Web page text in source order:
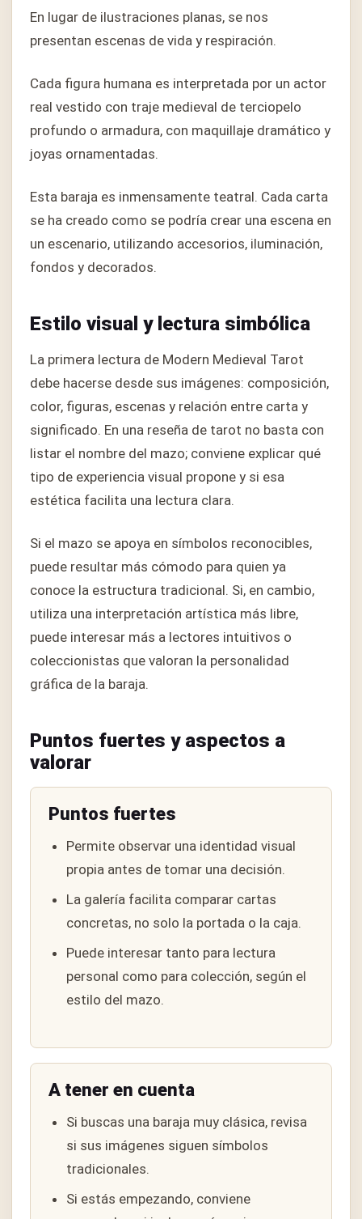
En lugar de ilustraciones planas, se nos
presentan escenas de vida y respiración.
Cada figura humana es interpretada por un actor
real vestido con traje medieval de terciopelo
profundo o armadura, con maquillaje dramático y
joyas ornamentadas.
Esta baraja es inmensamente teatral. Cada carta
se ha creado como se podría crear una escena en
un escenario, utilizando accesorios, iluminación,
fondos y decorados.
Estilo visual y lectura simbólica
La primera lectura de Modern Medieval Tarot
debe hacerse desde sus imágenes: composición,
color, figuras, escenas y relación entre carta y
significado. En una reseña de tarot no basta con
listar el nombre del mazo; conviene explicar qué
tipo de experiencia visual propone y si esa
estética facilita una lectura clara.
Si el mazo se apoya en símbolos reconocibles,
puede resultar más cómodo para quien ya
conoce la estructura tradicional. Si, en cambio,
utiliza una interpretación artística más libre,
puede interesar más a lectores intuitivos o
coleccionistas que valoran la personalidad
gráfica de la baraja.
Puntos fuertes y aspectos a
valorar
Puntos fuertes
Permite observar una identidad visual
propia antes de tomar una decisión.
La galería facilita comparar cartas
concretas, no solo la portada o la caja.
Puede interesar tanto para lectura
personal como para colección, según el
estilo del mazo.
A tener en cuenta
Si buscas una baraja muy clásica, revisa
si sus imágenes siguen símbolos
tradicionales.
Si estás empezando, conviene